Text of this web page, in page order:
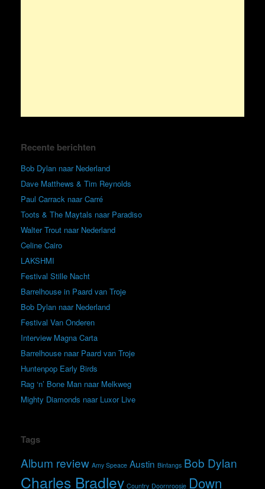
Recente berichten
Bob Dylan naar Nederland
Dave Matthews & Tim Reynolds
Paul Carrack naar Carré
Toots & The Maytals naar Paradiso
Walter Trout naar Nederland
Celine Cairo
LAKSHMI
Festival Stille Nacht
Barrelhouse in Paard van Troje
Bob Dylan naar Nederland
Festival Van Onderen
Interview Magna Carta
Barrelhouse naar Paard van Troje
Huntenpop Early Birds
Rag ‘n’ Bone Man naar Melkweg
Mighty Diamonds naar Luxor Live
Tags
Album review Amy Speace Austin Bintangs Bob Dylan
Charles Bradley Country Doornroosje Down